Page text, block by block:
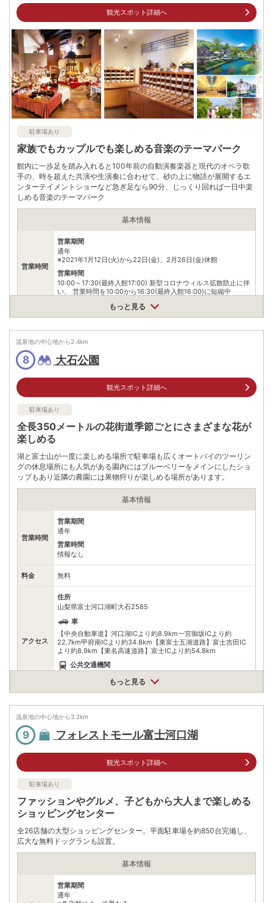
※ 掲載情報は変更になる場合があります。最新の内容はご利用前にご自身でお
問合せください。
※ 料金情報は税込・税抜表記が混ざっております。正しい金額はご利用前にご
自身でお問合せください。
観光スポット詳細へ
駐車場あり
家族でもカップルでも楽しめる音楽のテーマパーク
館内に一歩足を踏み入れると100年前の自動演奏楽器と現代のオペラ歌
手の、時を超えた共演や生演奏に合わせて、砂の上に物語が展開するエ
ンターテイメントショーなど急ぎ足なら90分、じっくり回れば一日中楽
しめる音楽のテーマパーク
基本情報
営業時間
営業期間
通年
※2021年1月12日(火)から22日(金)、2月26日(金)休館
営業時間
10:00～17:30(最終入館17:00) 新型コロナウィルス拡散防止に伴
い、 営業時間を10:00から16:30(最終入館16:00)に短縮中
入館料(4月25日から予定)=大人1800円 大高生 1300円 小中学生
※年間パスポート(当日フロントにて販売)や、以前ご来館された
際の入館チケットを提示すると友の会料金で入館する事も可能
アクセス
住所
首都圏方面中央道 河口湖I.Cより約15分
甲信越方面（大月経由）河口湖I.Cより国道137号線から約15分
河口湖駅より:タクシーで約16分約2000円
駐車場
無料（300台）
※大型バスは30台
※ 掲載情報は変更になる場合があります。最新の内容はご利用前にご自身でお
問合せください。
※ 料金情報は税込・税抜表記が混ざっております。正しい金額はご利用前にご
自身でお問合せください。
もっと見る
温泉地の中心地から2.4km
8 大石公園
観光スポット詳細へ
駐車場あり
全長350メートルの花街道季節ごとにさまざまな花が
楽しめる
湖と富士山が一度に楽しめる場所で駐車場も広くオートバイのツーリン
グの休息場所にも人気がある園内にはブルーベリーをメインにしたショ
ップもあり近隣の農園には果物狩りが楽しめる場所があります。
基本情報
営業時間
営業期間
通年
営業時間
情報なし
料金 無料
アクセス
住所
山梨県富士河口湖町大石2585
車
【中央自動車道】河口湖ICより約8.9km一宮御坂ICより約
22.7km甲府南ICより約34.8km【東富士五湖道路】富士吉田IC
より約8.9km【東名高速道路】富士ICより約54.8km
公共交通機関
所~富士山駅】学校前あけぼの荘前
駐車場 無料
電話番号
※問い合わせ先：富士河口湖町役場都市整備課
※ 掲載情報は変更になる場合があります。最新の内容はご利用前にご自身でお
問合せください。
※ 料金情報は税込・税抜表記が混ざっております。正しい金額はご利用前にご
自身でお問合せください。
もっと見る
温泉地の中心地から3.2km
9 フォレストモール富士河口湖
観光スポット詳細へ
駐車場あり
ファッションやグルメ、子どもから大人まで楽しめる
ショッピングセンター
全26店舗の大型ショッピングセンター。平面駐車場を約850台完備し、
広大な無料ドッグランも設置。
基本情報
営業期間
通年